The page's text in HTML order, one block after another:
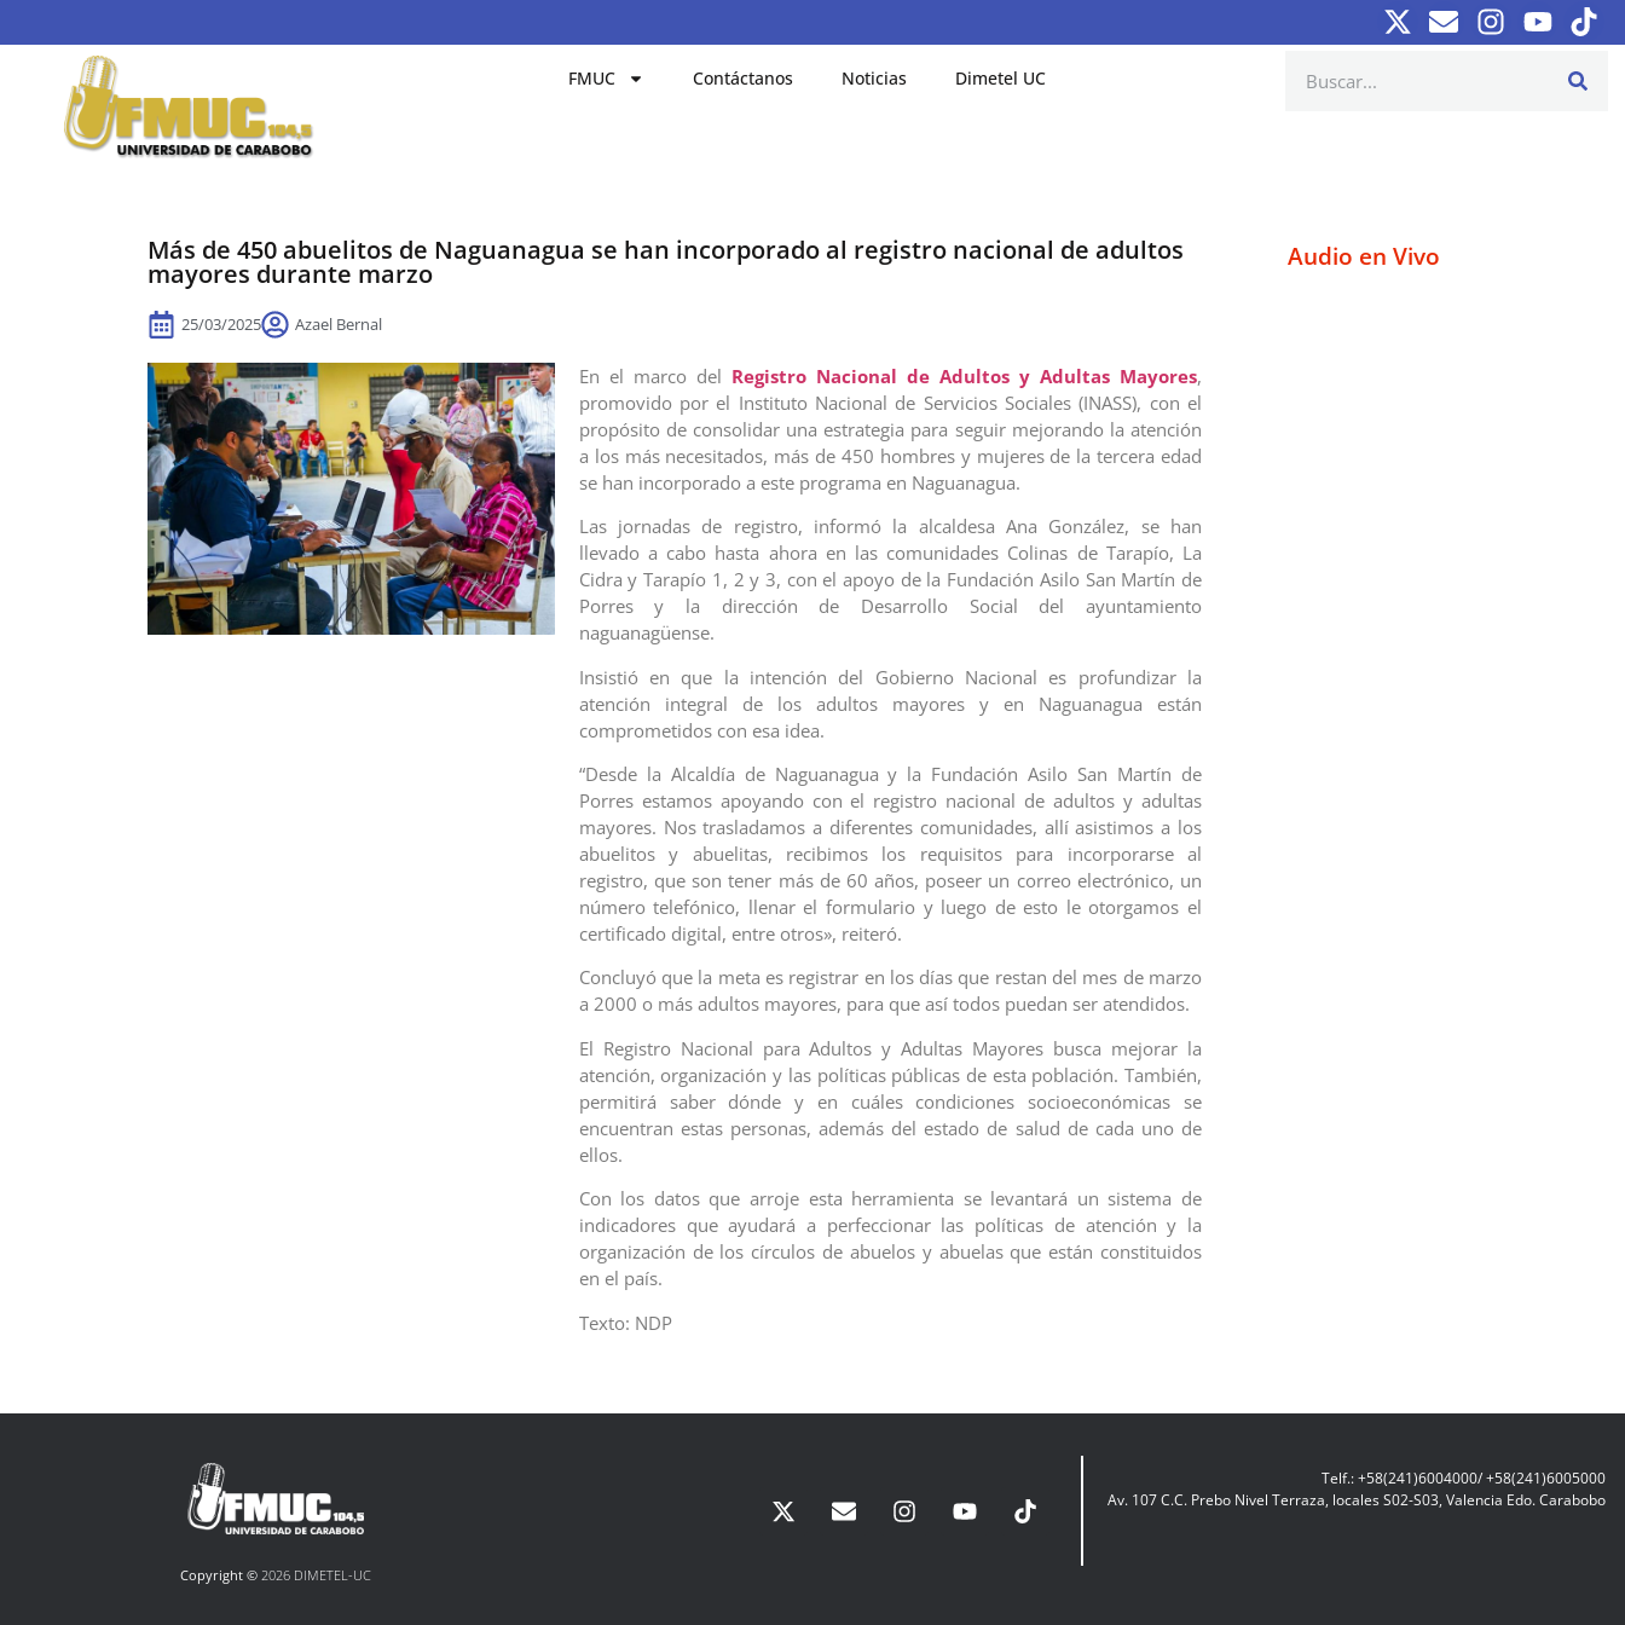
FMUC Contáctanos Noticias Dimetel UC
Más de 450 abuelitos de Naguanagua se han incorporado al registro nacional de adultos
mayores durante marzo
25/03/2025 Azael Bernal
En el marco del Registro Nacional de Adultos y Adultas Mayores,
promovido por el Instituto Nacional de Servicios Sociales (INASS), con el
propósito de consolidar una estrategia para seguir mejorando la atención
a los más necesitados, más de 450 hombres y mujeres de la tercera edad
se han incorporado a este programa en Naguanagua.
Las jornadas de registro, informó la alcaldesa Ana González, se han
llevado a cabo hasta ahora en las comunidades Colinas de Tarapío, La
Cidra y Tarapío 1, 2 y 3, con el apoyo de la Fundación Asilo San Martín de
Porres y la dirección de Desarrollo Social del ayuntamiento
naguanagüense.
Insistió en que la intención del Gobierno Nacional es profundizar la
atención integral de los adultos mayores y en Naguanagua están
comprometidos con esa idea.
“Desde la Alcaldía de Naguanagua y la Fundación Asilo San Martín de
Porres estamos apoyando con el registro nacional de adultos y adultas
mayores. Nos trasladamos a diferentes comunidades, allí asistimos a los
abuelitos y abuelitas, recibimos los requisitos para incorporarse al
registro, que son tener más de 60 años, poseer un correo electrónico, un
número telefónico, llenar el formulario y luego de esto le otorgamos el
certificado digital, entre otros», reiteró.
Concluyó que la meta es registrar en los días que restan del mes de marzo
a 2000 o más adultos mayores, para que así todos puedan ser atendidos.
El Registro Nacional para Adultos y Adultas Mayores busca mejorar la
atención, organización y las políticas públicas de esta población. También,
permitirá saber dónde y en cuáles condiciones socioeconómicas se
encuentran estas personas, además del estado de salud de cada uno de
ellos.
Con los datos que arroje esta herramienta se levantará un sistema de
indicadores que ayudará a perfeccionar las políticas de atención y la
organización de los círculos de abuelos y abuelas que están constituidos
en el país.
Texto: NDP
Audio en Vivo
Copyright ©2026 DIMETEL-UC
Telf.: +58(241)6004000/ +58(241)6005000
Av. 107 C.C. Prebo Nivel Terraza, locales S02-S03, Valencia Edo. Carabobo